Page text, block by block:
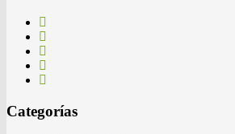
Categorías